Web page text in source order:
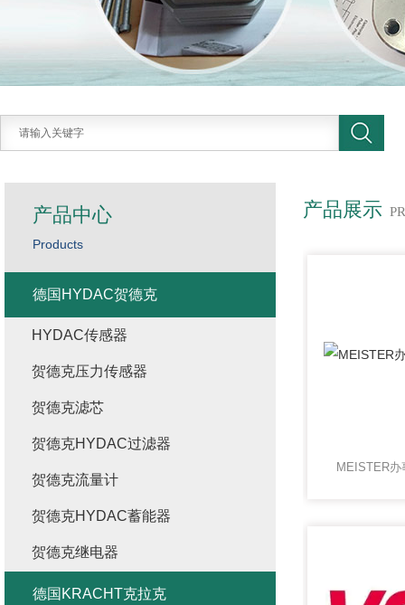
产品展示
MEISTER
产品中心
Products
德国HYDAC贺德克
HYDAC传感器
贺德克压力传感器
贺德克滤芯
贺德克HYDAC过滤器
贺德克流量计
贺德克HYDAC蓄能器
贺德克继电器
德国KRACHT克拉克